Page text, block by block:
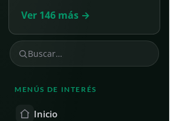
Ver 146 más →
MENÚS DE INTERÉS
Inicio